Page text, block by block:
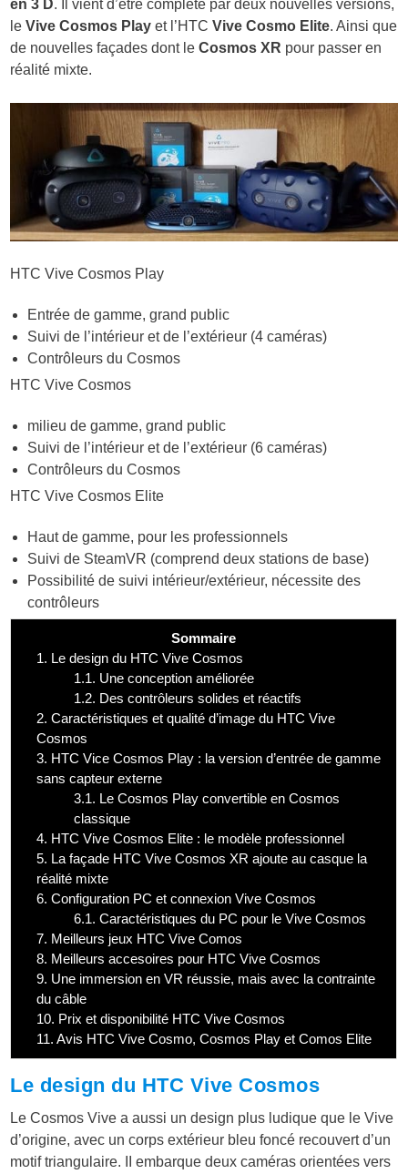
en 3 D. Il vient d’être complété par deux nouvelles versions,
leVive Cosmos Play et l’HTCVive Cosmo Elite. Ainsi que
de nouvelles façades dont leCosmos XR pour passer en
réalité mixte.
HTC Vive Cosmos Play
Entrée de gamme, grand public
Suivi de l’intérieur et de l’extérieur (4 caméras)
Contrôleurs du Cosmos
HTC Vive Cosmos
milieu de gamme, grand public
Suivi de l’intérieur et de l’extérieur (6 caméras)
Contrôleurs du Cosmos
HTC Vive Cosmos Elite
Haut de gamme, pour les professionnels
Suivi de SteamVR (comprend deux stations de base)
Possibilité de suivi intérieur/extérieur, nécessite des
contrôleurs
Sommaire
1. Le design du HTC Vive Cosmos
1.1. Une conception améliorée
1.2. Des contrôleurs solides et réactifs
2. Caractéristiques et qualité d’image du HTC Vive
Cosmos
3. HTC Vice Cosmos Play : la version d’entrée de gamme
sans capteur externe
3.1. Le Cosmos Play convertible en Cosmos
classique
4. HTC Vive Cosmos Elite : le modèle professionnel
5. La façade HTC Vive Cosmos XR ajoute au casque la
réalité mixte
6. Configuration PC et connexion Vive Cosmos
6.1. Caractéristiques du PC pour le Vive Cosmos
7. Meilleurs jeux HTC Vive Comos
8. Meilleurs accesoires pour HTC Vive Cosmos
9. Une immersion en VR réussie, mais avec la contrainte
du câble
10. Prix et disponibilité HTC Vive Cosmos
11. Avis HTC Vive Cosmo, Cosmos Play et Comos Elite
Le design du HTC Vive Cosmos
Le Cosmos Vive a aussi un design plus ludique que le Vive
d’origine, avec un corps extérieur bleu foncé recouvert d’un
motif triangulaire. II embarque deux caméras orientées vers